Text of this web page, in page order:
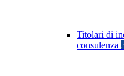
Titolari di
consulenza